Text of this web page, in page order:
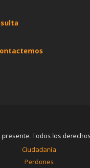
presente. Todos los
Ciudadanía
Perdones